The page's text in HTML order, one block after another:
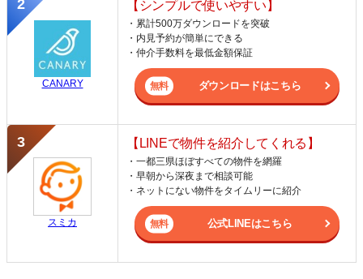
CANARY
【シンプルで使いやすい】
・累計500万ダウンロードを突破
・内見予約が簡単にできる
・仲介手数料を最低金額保証
ダウンロードはこちら
スミカ
【LINEで物件を紹介してくれる】
・一都三県ほぼすべての物件を網羅
・早朝から深夜まで相談可能
・ネットにない物件をタイムリーに紹介
公式LINEはこちら